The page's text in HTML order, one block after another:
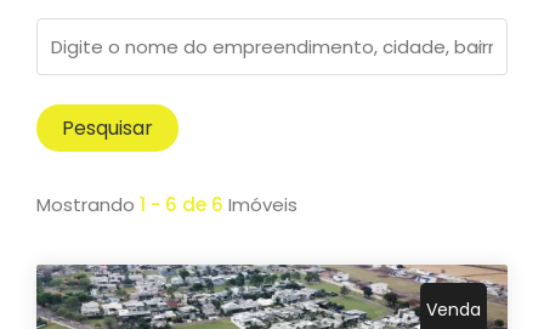
Pesquisar
Mostrando 1 - 6 de 6 Imóveis
Venda